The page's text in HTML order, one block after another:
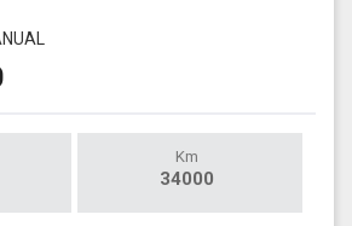
Km
34000